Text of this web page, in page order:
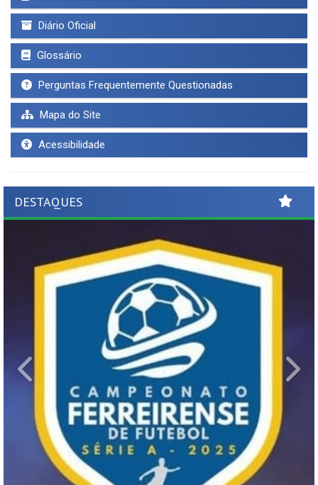
Diário Oficial
Glossário
Perguntas Frequentemente Questionadas
Mapa do Site
Acessibilidade
DESTAQUES